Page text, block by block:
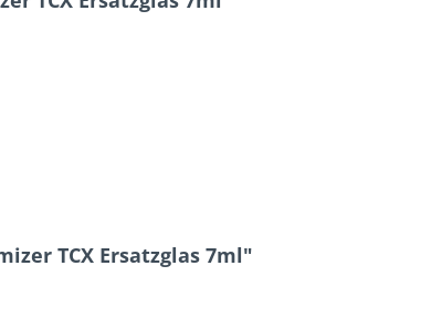
TCX Ersatzglas 7ml"